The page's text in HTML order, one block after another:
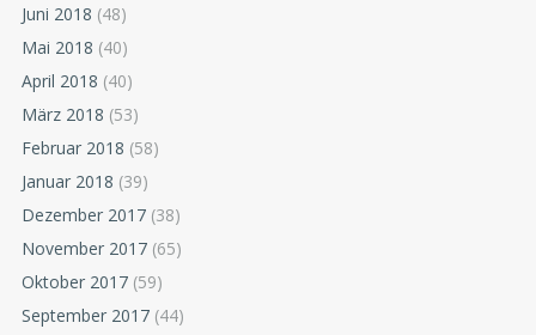
Juni 2018 (48)
Mai 2018 (40)
April 2018 (40)
März 2018 (53)
Februar 2018 (58)
Januar 2018 (39)
Dezember 2017 (38)
November 2017 (65)
Oktober 2017 (59)
September 2017 (44)